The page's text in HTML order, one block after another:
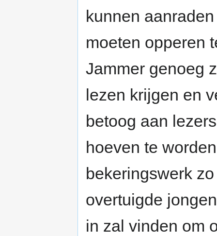
kunnen
moeten opperen
Jammer genoeg
lezen krijgen en
betoog aan
hoeven te
bekeringswerk
overtuigde
in zal vinden om